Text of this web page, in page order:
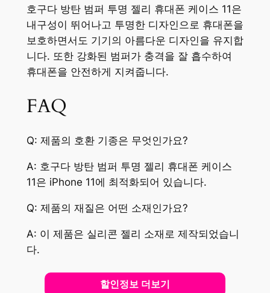
호구다 방탄 범퍼 투명 젤리 휴대폰 케이스 11은
내구성이 뛰어나고 투명한 디자인으로 휴대폰을
보호하면서도 기기의 아름다운 디자인을 유지합
니다. 또한 강화된 범퍼가 충격을 잘 흡수하여
휴대폰을 안전하게 지켜줍니다.
FAQ
Q: 제품의 호환 기종은 무엇인가요?
A: 호구다 방탄 범퍼 투명 젤리 휴대폰 케이스
11은 iPhone 11에 최적화되어 있습니다.
Q: 제품의 재질은 어떤 소재인가요?
A: 이 제품은 실리콘 젤리 소재로 제작되었습니
다.
할인정보 더보기